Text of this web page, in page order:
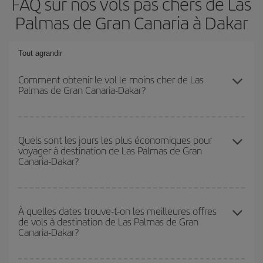
Palmas de Gran Canaria à Dakar
Tout agrandir
Comment obtenir le vol le moins cher de Las
Palmas de Gran Canaria-Dakar?
Canaria-Dakar-dest et bénéficiez du tarif le plus bas en évitant les
hautes saisons, en achetant à l'avance et en restant flexible sur
les dates et les horaires de votre aller-retour.
Quels sont les jours les plus économiques pour
voyager à destination de Las Palmas de Gran
Canaria-Dakar?
vous suffit de lancer une recherche dans notre
moteur de
recherche de vols économiques . Dites-nous d'où vous partez,
où vous voulez aller et à quelles dates vous aviez prévu de
À quelles dates trouve-t-on les meilleures offres
de vols à destination de Las Palmas de Gran
Canaria-Dakar?